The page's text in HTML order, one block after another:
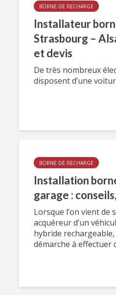
BORNE DE RECHARGE
Installateur
Strasbourg –
et devis
De très nombreux
disposent d’une
BORNE DE RECHARGE
Installation
garage :
Lorsque l’on vient de
acquéreur d’un
hybride
démarche à effectuer